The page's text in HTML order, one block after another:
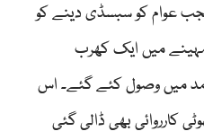
2026ء میںجب عوام کو سبسڈی دینے کو
میں ایک کھرب
میں وصول کئے گئے۔ اس
بھی ڈالی گئی